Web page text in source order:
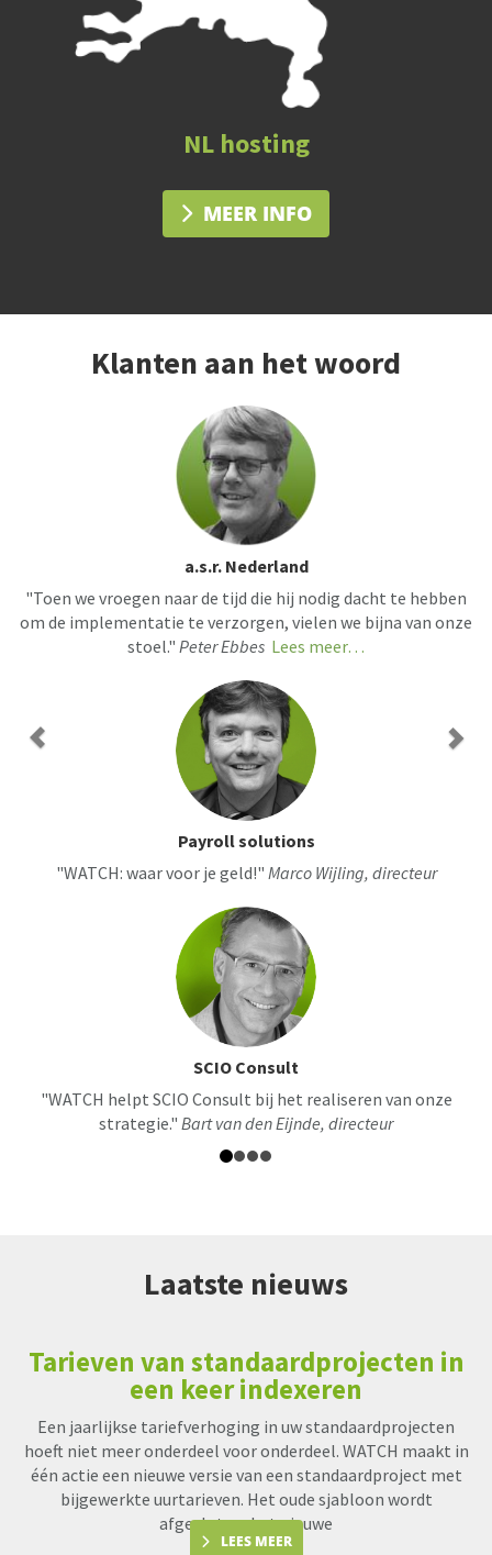
NL hosting
MEER INFO
Klanten aan het woord
a.s.r. Nederland
"Toen we vroegen naar de tijd die hij nodig dacht te hebben
om de implementatie te verzorgen, vielen we bijna van onze
stoel." Peter Ebbes Lees meer…
Payroll solutions
"WATCH: waar voor je geld!" Marco Wijling, directeur
SCIO Consult
"WATCH helpt SCIO Consult bij het realiseren van onze
strategie." Bart van den Eijnde, directeur
Laatste nieuws
Tarieven van standaardprojecten in
een keer indexeren
Een jaarlijkse tariefverhoging in uw standaardprojecten
hoeft niet meer onderdeel voor onderdeel. WATCH maakt in
één actie een nieuwe versie van een standaardproject met
bijgewerkte uurtarieven. Het oude sjabloon wordt
afgesloten, het nieuwe
LEES MEER